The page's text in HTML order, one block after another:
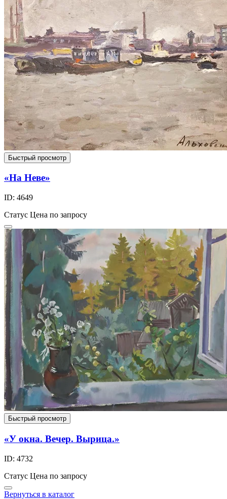
Быстрый просмотр
«На Неве»
ID: 4649
Статус Цена по запросу
Быстрый просмотр
«У окна. Вечер. Вырица.»
ID: 4732
Статус Цена по запросу
Вернуться в каталог